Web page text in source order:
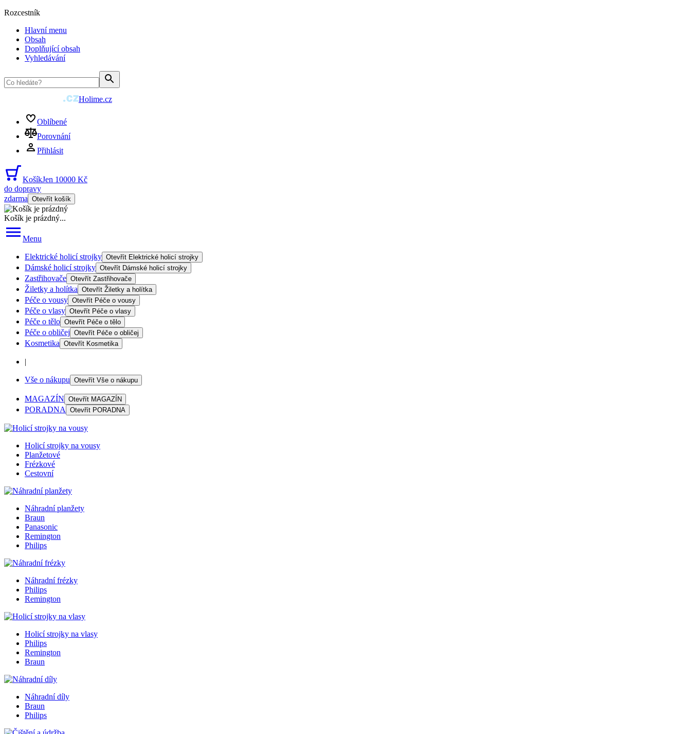
Rozcestník
Hlavní menu
Obsah
Doplňující obsah
Vyhledávání
Holime.cz
Oblíbené
Porovnání
Přihlásit
KošíkJen 10000 Kč
do dopravy
zdarma Otevřít košík
Košík je prázdný...
Menu
Elektrické holicí strojky Otevřít Elektrické holicí strojky
Dámské holicí strojky Otevřít Dámské holicí strojky
Zastřihovače Otevřít Zastřihovače
Žiletky a holítka Otevřít Žiletky a holítka
Péče o vousy Otevřít Péče o vousy
Péče o vlasy Otevřít Péče o vlasy
Péče o tělo Otevřít Péče o tělo
Péče o obličej Otevřít Péče o obličej
Kosmetika Otevřít Kosmetika
|
Vše o nákupu Otevřít Vše o nákupu
MAGAZÍN Otevřít MAGAZÍN
PORADNA Otevřít PORADNA
Holicí strojky na vousy
Planžetové
Frézkové
Cestovní
Náhradní planžety
Braun
Panasonic
Remington
Philips
Náhradní frézky
Philips
Remington
Holicí strojky na vlasy
Philips
Remington
Braun
Náhradní díly
Braun
Philips